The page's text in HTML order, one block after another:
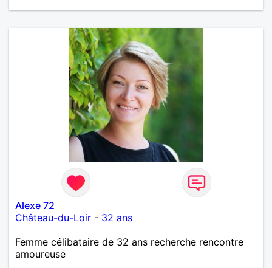
Alexe 72
Château-du-Loir - 32 ans
Femme célibataire de 32 ans recherche rencontre
amoureuse